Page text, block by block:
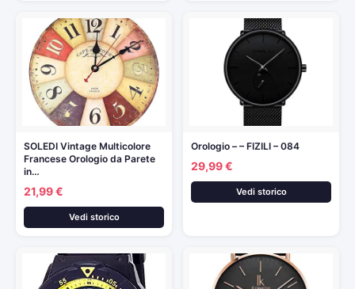
SOLEDI Vintage Multicolore
Francese Orologio da Parete
in…
21,99 €
Vedi storico
Orologio – – FIZILI – 084
29,99 €
Vedi storico